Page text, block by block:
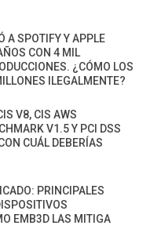
A SPOTIFY Y APPLE
CON 4 MIL
¿CÓMO LOS
ILEGALMENTE?
V8, CIS AWS
V1.5 Y PCI DSS
CUÁL DEBERÍAS
PRINCIPALES
EMB3D LAS MITIGA